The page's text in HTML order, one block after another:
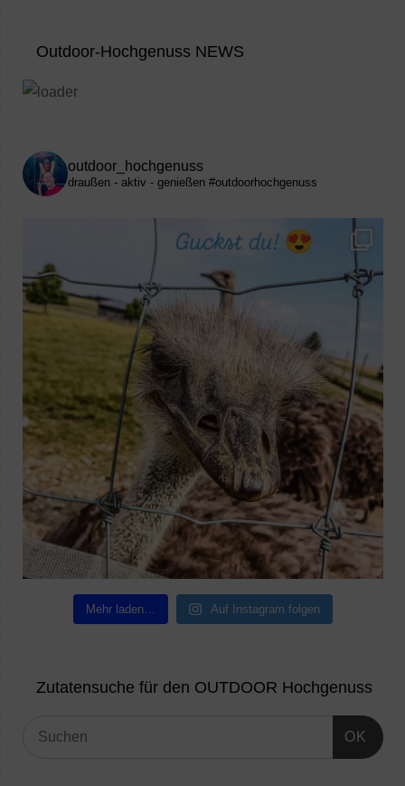
Outdoor-Hochgenuss NEWS
outdoor_hochgenuss
draußen - aktiv - genießen #outdoorhochgenuss
Mehr laden… Auf Instagram folgen
Zutatensuche für den OUTDOOR Hochgenuss
OK